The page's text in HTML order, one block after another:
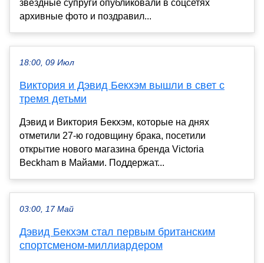
звёздные супруги опубликовали в соцсетях
архивные фото и поздравил...
18:00, 09 Июл
Виктория и Дэвид Бекхэм вышли в свет с
тремя детьми
Дэвид и Виктория Бекхэм, которые на днях
отметили 27-ю годовщину брака, посетили
открытие нового магазина бренда Victoria
Beckham в Майами. Поддержат...
03:00, 17 Май
Дэвид Бекхэм стал первым британским
спортсменом-миллиардером